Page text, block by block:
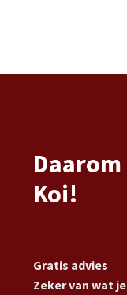
Koi!
Gratis advies
Zeker van wat